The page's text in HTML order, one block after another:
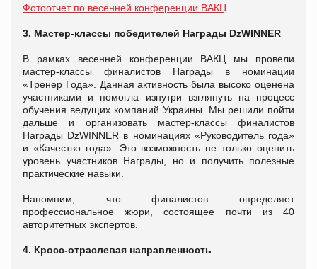
Фотоотчет по весенней конференции ВАКЦ
3. Мастер-классы победителей Награды DzWINNER
В рамках весенней конференции ВАКЦ мы провели
мастер-классы финалистов Награды в номинации
«Тренер Года». Данная активность была высоко оценена
участниками и помогла изнутри взглянуть на процесс
обучения ведущих компаний Украины. Мы решили пойти
дальше и организовать мастер-классы финалистов
Награды DzWINNER в номинациях «Руководитель года»
и «Качество года». Это возможность не только оценить
уровень участников Награды, но и получить полезные
практические навыки.
Напомним, что финалистов определяет
профессиональное жюри, состоящее почти из 40
авторитетных экспертов.
4. Кросс-отраслевая направленность